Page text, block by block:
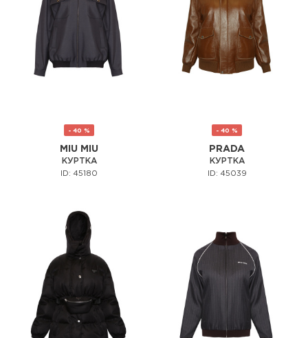
- 40 %
MIU MIU
КУРТКА
ID: 45180
- 40 %
PRADA
КУРТКА
ID: 45039